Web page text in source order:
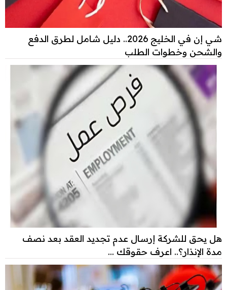
شي إن في الخليج 2026.. دليل شامل لطرق الدفع
والشحن وخطوات الطلب
هل يحق للشركة إرسال عدم تجديد العقد بعد نصف
مدة الإنذار؟.. اعرف حقوقك ...